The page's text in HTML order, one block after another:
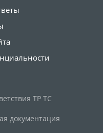
ТР ТС
документация